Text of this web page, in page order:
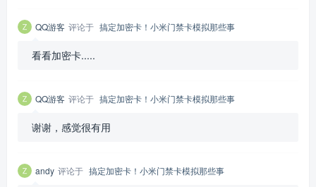
QQ游客 评论于 搞定加密卡！小米门禁卡模拟那些事
看看加密卡.....
QQ游客 评论于 搞定加密卡！小米门禁卡模拟那些事
谢谢，感觉很有用
andy 评论于 搞定加密卡！小米门禁卡模拟那些事